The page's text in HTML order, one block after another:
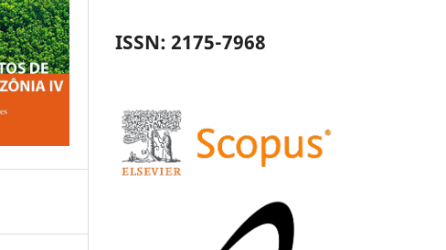
ISSN: 2175-7968